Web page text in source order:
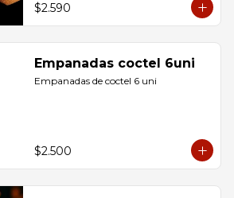
$2.590
Empanadas coctel 6uni
Empanadas de coctel 6 uni
$2.500